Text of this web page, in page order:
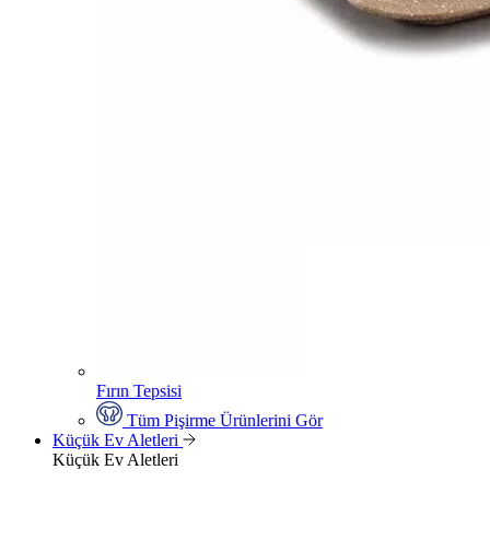
Fırın Tepsisi
Tüm Pişirme Ürünlerini Gör
Küçük Ev Aletleri
Küçük Ev Aletleri